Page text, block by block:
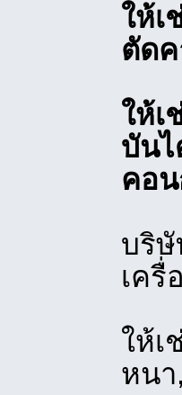
ให้เ
ตัด
ให้เ
บันไ
คอ
บริษั
เครื่
ให้เ
หนา